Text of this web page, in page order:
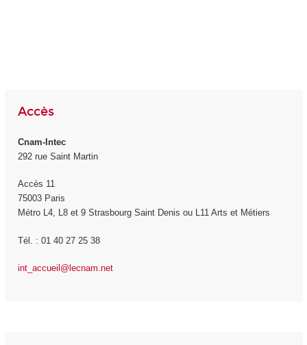
Accès
Cnam-Intec
292 rue Saint Martin
Accès 11
75003 Paris
Métro L4, L8 et 9 Strasbourg Saint Denis ou L11 Arts et Métiers
Tél. : 01 40 27 25 38
int_accueil@lecnam.net